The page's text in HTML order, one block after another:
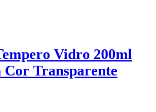
Vidro 200ml
Transparente